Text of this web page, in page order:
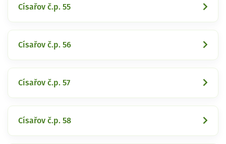
Císařov č.p. 55
Císařov č.p. 56
Císařov č.p. 57
Císařov č.p. 58